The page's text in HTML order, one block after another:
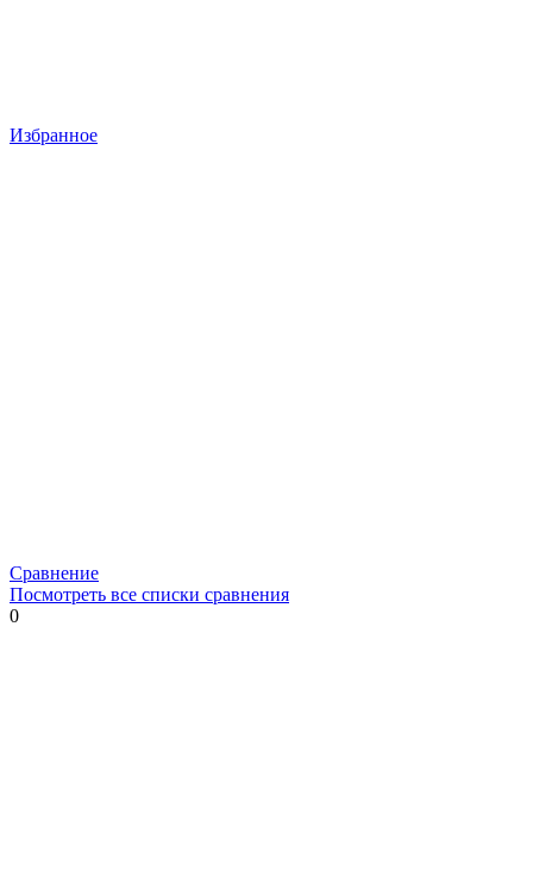
Избранное
Сравнение
Посмотреть все списки сравнения
0